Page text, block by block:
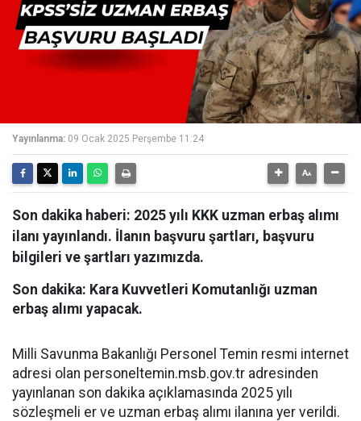
Yayınlanma: 09 Ocak 2025 Perşembe 11:24
Son dakika haberi: 2025 yılı KKK uzman erbaş alımı
ilanı yayınlandı. İlanın başvuru şartları, başvuru
bilgileri ve şartları yazımızda.
Son dakika: Kara Kuvvetleri Komutanlığı uzman
erbaş alımı yapacak.
Milli Savunma Bakanlığı Personel Temin resmi internet
adresi olan personeltemin.msb.gov.tr adresinden
yayınlanan son dakika açıklamasında 2025 yılı
sözleşmeli er ve uzman erbaş alımı ilanına yer verildi.